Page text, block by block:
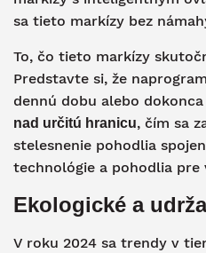
sa tieto markízy bez
To, čo tieto markízy
Predstavte si, že
dennú dobu alebo
nad určitú hranicu, čím sa
stelesnenie pohodlia
technológie a pohodlia pre
Ekologické a
V roku 2024 sa trendy v